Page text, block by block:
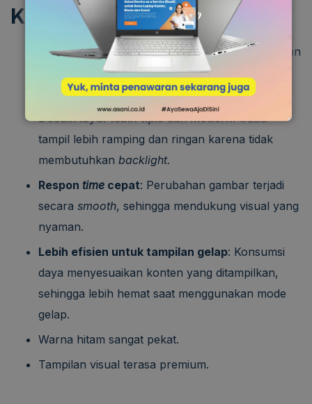
Kelebihan Layar OLED
Kontras dan ketajaman lebih unggul: Perbedaan
antara area terang dan gelap terlihat jelas
sehingga tampilan visual lebih hidup.
Desain layar lebih tipis dan modern: OLED
tampil lebih ramping dan ringan karena tidak
membutuhkan backlight.
Respon time cepat: Perubahan gambar terjadi
secara smooth, sehingga mendukung visual yang
nyaman.
Lebih efisien untuk tampilan gelap: Konsumsi
daya menyesuaikan konten yang ditampilkan,
sehingga lebih hemat saat menggunakan mode
gelap.
Warna hitam sangat pekat.
Tampilan visual terasa premium.